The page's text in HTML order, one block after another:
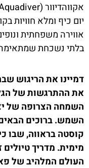
יום כיף ומלא חוויות
אווירה משפחתית
בלתי נשכחת
דמיינו את הריגוש
את ההתרגשות של
השמחה הצרופה של
קוסטה בראווה, שבו
מימית. מדריך